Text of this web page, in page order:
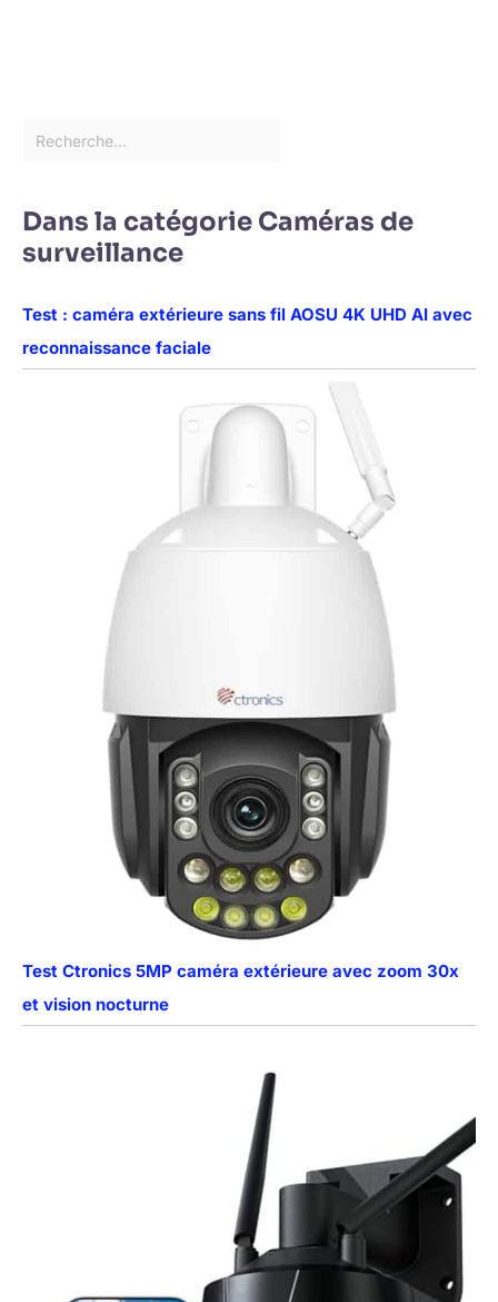
Dans la catégorie Caméras de
surveillance
Test : caméra extérieure sans fil AOSU 4K UHD AI avec
reconnaissance faciale
Test Ctronics 5MP caméra extérieure avec zoom 30x
et vision nocturne